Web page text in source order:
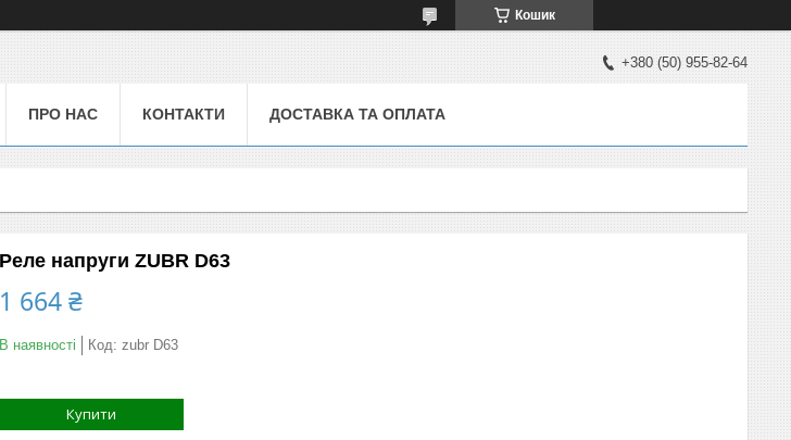
Кошик
+380 (50) 955-82-64
ПРО НАС КОНТАКТИ ДОСТАВКА ТА ОПЛАТА
Реле напруги ZUBR D63
1 664 ₴
В наявності Код: zubr D63
Купити